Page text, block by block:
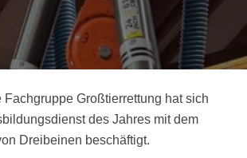
Fachgruppe Großtierrettung hat sich
des Jahres mit dem
Dreibeinen beschäftigt.